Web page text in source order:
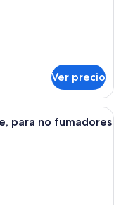
Ver precio
de hotel con dos
para no fumadores